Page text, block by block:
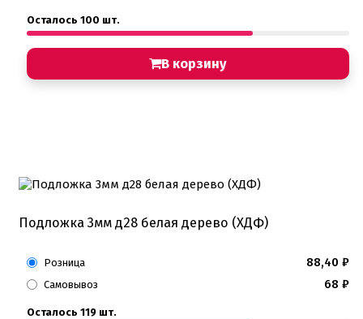
Осталось 100 шт.
В корзину
Подложка 3мм д28 белая дерево (ХДФ)
Розница 88,40 ₽
Самовывоз 68 ₽
Осталось 119 шт.